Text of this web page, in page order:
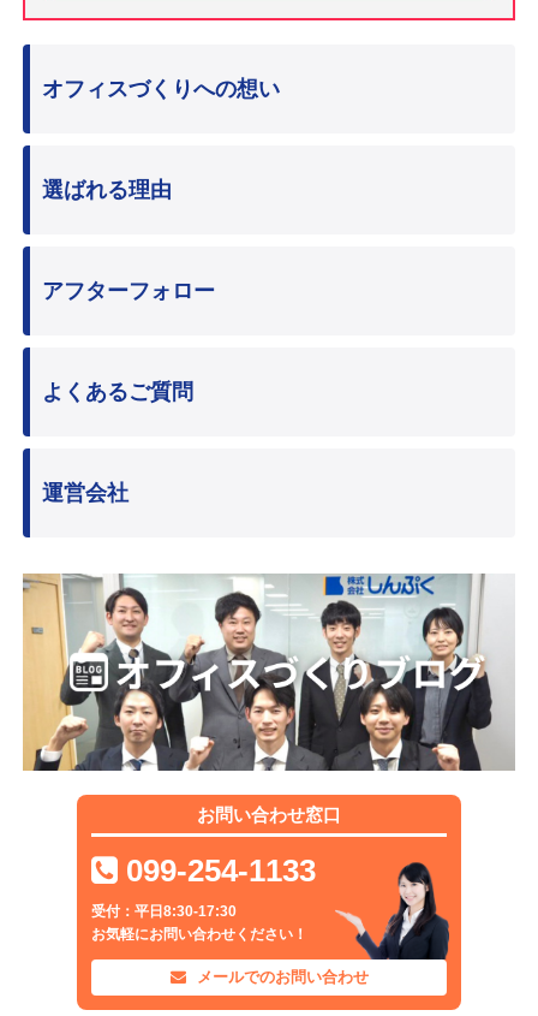
オフィスづくりへの想い
選ばれる理由
アフターフォロー
よくあるご質問
運営会社
お問い合わせ窓口
099-254-1133
受付：平日8:30-17:30
お気軽にお問い合わせください！
メールでのお問い合わせ